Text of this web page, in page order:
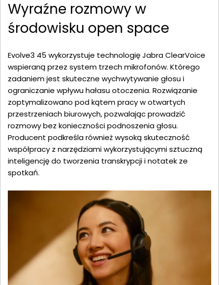
Wyraźne rozmowy w
środowisku open space
Evolve3 45 wykorzystuje technologię Jabra ClearVoice
wspieraną przez system trzech mikrofonów. Którego
zadaniem jest skuteczne wychwytywanie głosu i
ograniczanie wpływu hałasu otoczenia. Rozwiązanie
zoptymalizowano pod kątem pracy w otwartych
przestrzeniach biurowych, pozwalając prowadzić
rozmowy bez konieczności podnoszenia głosu.
Producent podkreśla również wysoką skuteczność
współpracy z narzędziami wykorzystującymi sztuczną
inteligencję do tworzenia transkrypcji i notatek ze
spotkań.